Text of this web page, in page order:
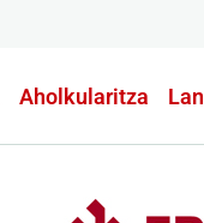
Aholkularitza